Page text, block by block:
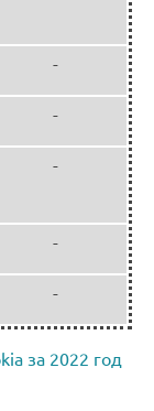
-
-
-
-
-
за 2022 год